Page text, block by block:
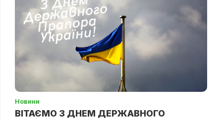
Новини
ВІТАЄМО З ДНЕМ ДЕРЖАВНОГО